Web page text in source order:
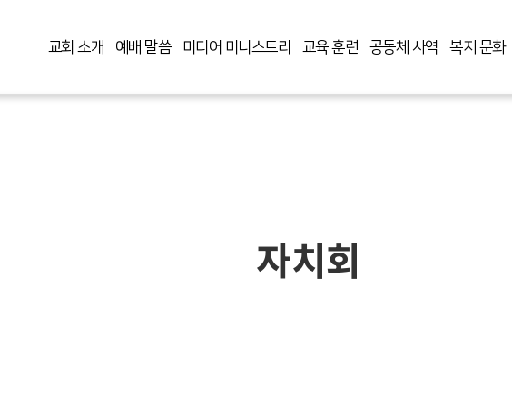
교회 소개 예배 말씀 미디어 미니스트리 교육 훈련 공동체 사역 복지 문화
자치회